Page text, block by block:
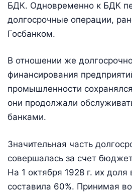
БДК. Одновременно к БДК
долгосрочные операции,
Госбанком.
В отношении же
финансирования
промышленности
они продолжали
банками.
Значительная часть
совершалась за счет
На 1 октября 1928 г. их доля
составила 60%. Принимая